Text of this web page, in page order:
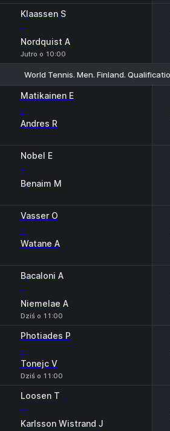
Klaassen S
-
Nordquist A
Jutro o 10:00
World Tennis. Men. Finland.
Matikainen E
-
Andres R
Nobel E
-
Benaim M
Vasser О
-
Watane A
Bacaloni A
-
Niemelae A
Dziś o 11:00
Photiades P
-
Tonejc V
Dziś o 11:00
Loosen T
-
Karlsson Wistrand J